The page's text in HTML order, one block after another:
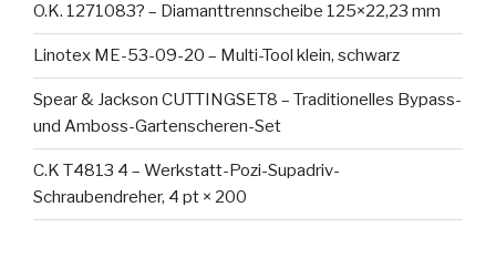
O.K. 1271083? – Diamanttrennscheibe 125×22,23 mm
Linotex ME-53-09-20 – Multi-Tool klein, schwarz
Spear & Jackson CUTTINGSET8 – Traditionelles Bypass-
und Amboss-Gartenscheren-Set
C.K T4813 4 – Werkstatt-Pozi-Supadriv-
Schraubendreher, 4 pt × 200